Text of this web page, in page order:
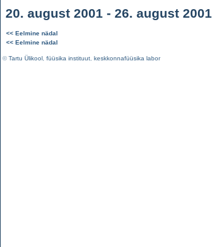
20. august 2001 - 26. august 2001
<< Eelmine nädal
<< Eelmine nädal
©Tartu Ülikool füüsika instituut keskkonnafüüsika labor